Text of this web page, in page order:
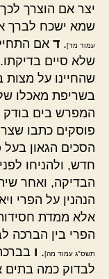
יצר אם הוצרך
שמא ישכח לברך
עמוד מד]. ד אם
שלא סיים בדיקתו.
שהחיינו על
בשריפת מאכלו
המפרש בים בודק
פוסקים כתבו
הסכים הגאון
חדש, ולהניחו
הבדיקה, ואחר
הנהנין על הפרי
אלא ממדת
הפרי בין הברכה
תשס"ג עמוד מה]. ו
לבדוק כמה בתים